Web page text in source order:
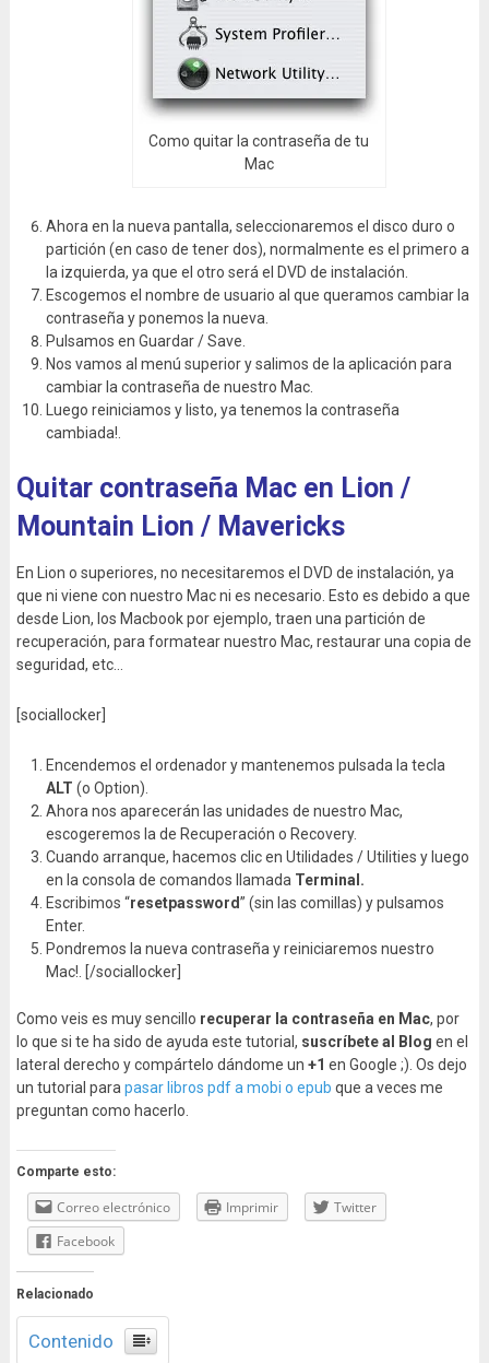
Como quitar la contraseña de tu
Mac
Ahora en la nueva pantalla, seleccionaremos el disco duro o
partición (en caso de tener dos), normalmente es el primero a
la izquierda, ya que el otro será el DVD de instalación.
Escogemos el nombre de usuario al que queramos cambiar la
contraseña y ponemos la nueva.
Pulsamos en Guardar / Save.
Nos vamos al menú superior y salimos de la aplicación para
cambiar la contraseña de nuestro Mac.
Luego reiniciamos y listo, ya tenemos la contraseña
cambiada!.
Quitar contraseña Mac en Lion /
Mountain Lion / Mavericks
En Lion o superiores, no necesitaremos el DVD de instalación, ya
que ni viene con nuestro Mac ni es necesario. Esto es debido a que
desde Lion, los Macbook por ejemplo, traen una partición de
recuperación, para formatear nuestro Mac, restaurar una copia de
seguridad, etc…
[sociallocker]
Encendemos el ordenador y mantenemos pulsada la tecla
ALT (o Option).
Ahora nos aparecerán las unidades de nuestro Mac,
escogeremos la de Recuperación o Recovery.
Cuando arranque, hacemos clic en Utilidades / Utilities y luego
en la consola de comandos llamada Terminal.
Escribimos “resetpassword” (sin las comillas) y pulsamos
Enter.
Pondremos la nueva contraseña y reiniciaremos nuestro
Mac!. [/sociallocker]
Como veis es muy sencillo recuperar la contraseña en Mac, por
lo que si te ha sido de ayuda este tutorial, suscríbete al Blog en el
lateral derecho y compártelo dándome un +1 en Google ;). Os dejo
un tutorial para pasar libros pdf a mobi o epub que a veces me
preguntan como hacerlo.
Comparte esto:
Correo electrónico Imprimir
Twitter
Facebook
Relacionado
Contenido